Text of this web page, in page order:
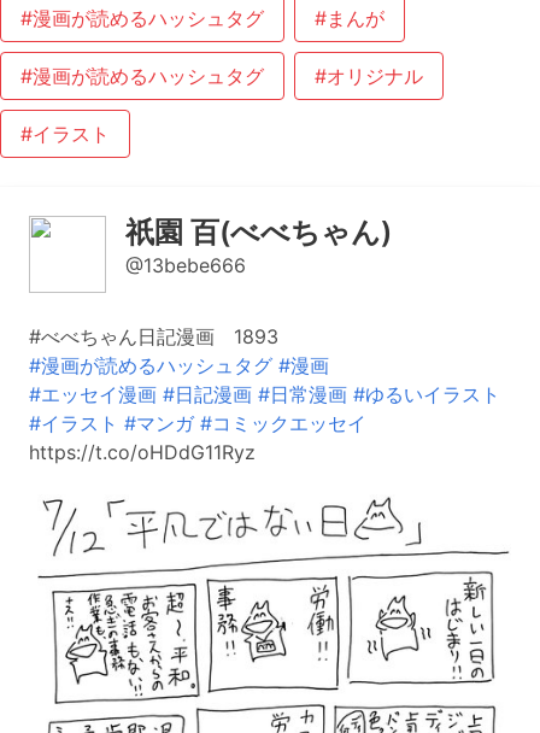
#漫画が読めるハッシュタグ #まんが
#漫画が読めるハッシュタグ #オリジナル
#イラスト
祇園 百(べべちゃん)
@13bebe666
#べべちゃん日記漫画 1893
#漫画が読めるハッシュタグ #漫画
#エッセイ漫画 #日記漫画 #日常漫画 #ゆるいイラスト
#イラスト #マンガ #コミックエッセイ
https://t.co/oHDdG11Ryz